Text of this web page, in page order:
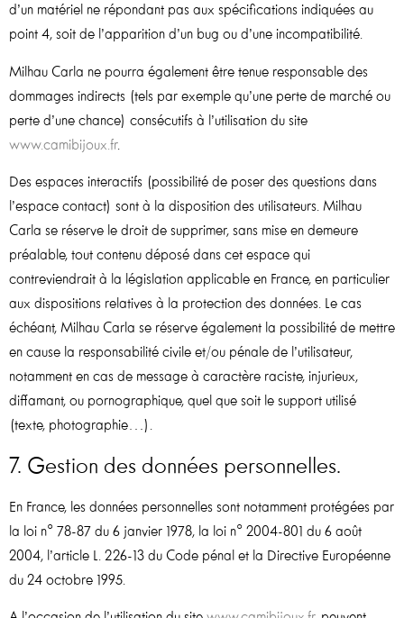
d’un matériel ne répondant pas aux spécifications indiquées au
point 4, soit de l’apparition d’un bug ou d’une incompatibilité.
Milhau Carla ne pourra également être tenue responsable des
dommages indirects (tels par exemple qu’une perte de marché ou
perte d’une chance) consécutifs à l’utilisation du site
www.camibijoux.fr.
Des espaces interactifs (possibilité de poser des questions dans
l’espace contact) sont à la disposition des utilisateurs. Milhau
Carla se réserve le droit de supprimer, sans mise en demeure
préalable, tout contenu déposé dans cet espace qui
contreviendrait à la législation applicable en France, en particulier
aux dispositions relatives à la protection des données. Le cas
échéant, Milhau Carla se réserve également la possibilité de mettre
en cause la responsabilité civile et/ou pénale de l’utilisateur,
notamment en cas de message à caractère raciste, injurieux,
diffamant, ou pornographique, quel que soit le support utilisé
(texte, photographie…).
7. Gestion des données personnelles.
En France, les données personnelles sont notamment protégées par
la loi n° 78-87 du 6 janvier 1978, la loi n° 2004-801 du 6 août
2004, l’article L. 226-13 du Code pénal et la Directive Européenne
du 24 octobre 1995.